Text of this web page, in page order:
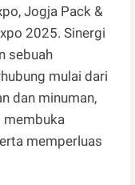
Jogja Pack &
2025. Sinergi
sebuah
mulai dari
dan minuman,
membuka
memperluas